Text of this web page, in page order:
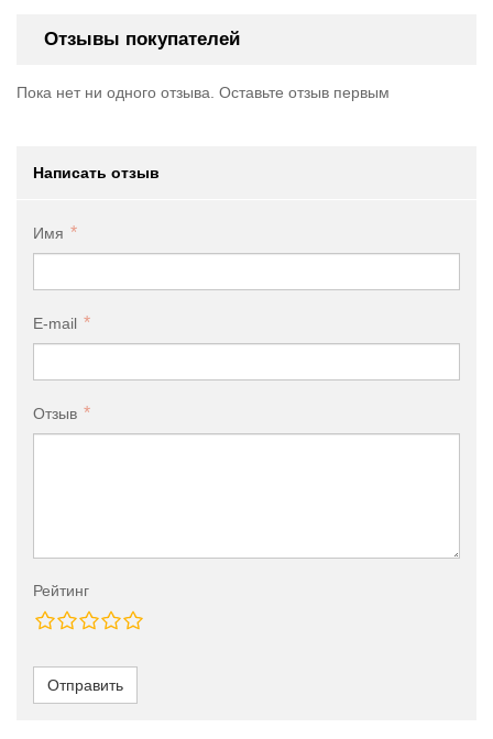
Отзывы покупателей
Пока нет ни одного отзыва. Оставьте отзыв первым
Написать отзыв
Имя
E-mail
Отзыв
Рейтинг
Отправить